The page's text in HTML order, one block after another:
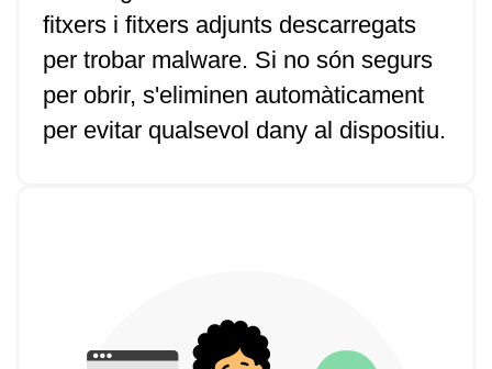
fitxers i fitxers adjunts descarregats
per trobar malware. Si no són segurs
per obrir, s'eliminen automàticament
per evitar qualsevol dany al dispositiu.